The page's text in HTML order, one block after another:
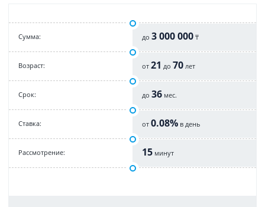
Cумма: до 3 000 000 ₸
Возраст: от 21 до 70 лет
Срок: до 36 мес.
Cтавка: от 0.08% в день
Рассмотрение: 15 минут